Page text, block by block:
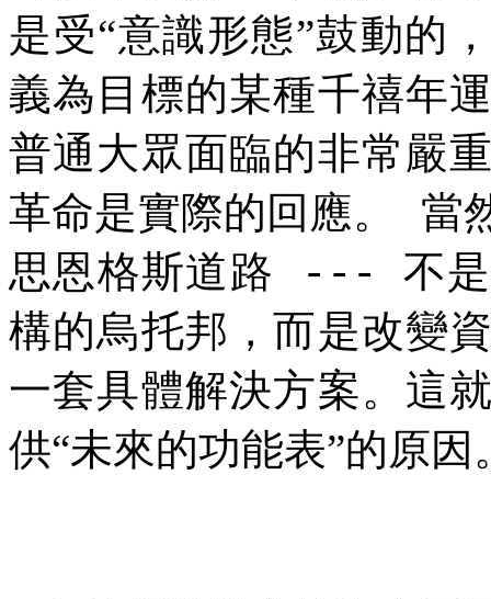
是受“意識形態”鼓動的
義為目標的某種千禧年
普通大眾面臨的非常嚴
革命是實際的回應。
當
思恩格斯道路 --- 不
構的烏托邦，而是改變
一套具體解決方案。這
供“未來的功能表”的原因